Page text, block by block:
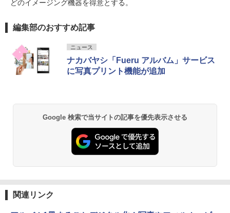
どのイメージング機器を得意とする。
編集部のおすすめ記事
ニュース
ナカバヤシ「Fueru アルバム」サービス
に写真プリント機能が追加
Google 検索で当サイトの記事を優先表示させる
関連リンク